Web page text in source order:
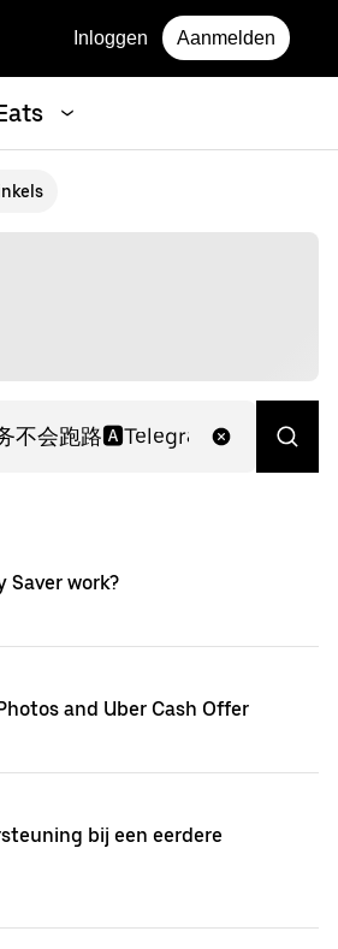
Inloggen Aanmelden
Saver work?
and Uber Cash Offer
bij een eerdere